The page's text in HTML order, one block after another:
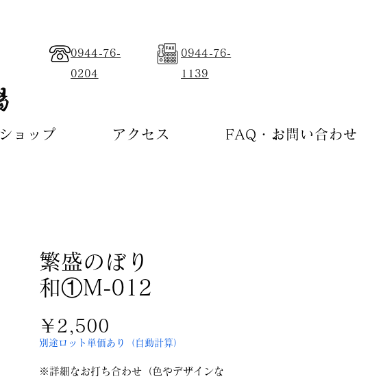
0944-76-
0204
0944-76-
1139
ショップ アクセス FAQ・お問い合わせ
繁盛のぼり
和①M-012
￥2,500
格
別途ロット単価あり（自動計算）
※​詳細なお打ち合わせ（色やデザインな